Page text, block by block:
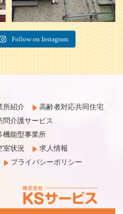
Follow on Instagram
所紹介
高齢者対応共同住宅
問介護サービス
機能型事業所
室状況
求人情報
プライバシーポリシー